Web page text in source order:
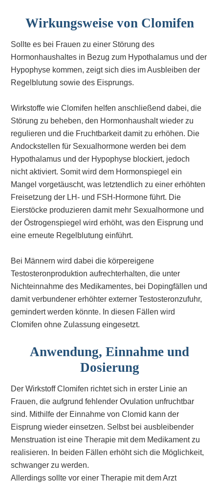
Wirkungsweise von Clomifen
Sollte es bei Frauen zu einer Störung des
Hormonhaushaltes in Bezug zum Hypothalamus und der
Hypophyse kommen, zeigt sich dies im Ausbleiben der
Regelblutung sowie des Eisprungs.
Wirkstoffe wie Clomifen helfen anschließend dabei, die
Störung zu beheben, den Hormonhaushalt wieder zu
regulieren und die Fruchtbarkeit damit zu erhöhen. Die
Andockstellen für Sexualhormone werden bei dem
Hypothalamus und der Hypophyse blockiert, jedoch
nicht aktiviert. Somit wird dem Hormonspiegel ein
Mangel vorgetäuscht, was letztendlich zu einer erhöhten
Freisetzung der LH- und FSH-Hormone führt. Die
Eierstöcke produzieren damit mehr Sexualhormone und
der Östrogenspiegel wird erhöht, was den Eisprung und
eine erneute Regelblutung einführt.
Bei Männern wird dabei die körpereigene
Testosteronproduktion aufrechterhalten, die unter
Nichteinnahme des Medikamentes, bei Dopingfällen und
damit verbundener erhöhter externer Testosteronzufuhr,
gemindert werden könnte. In diesen Fällen wird
Clomifen ohne Zulassung eingesetzt.
Anwendung, Einnahme und
Dosierung
Der Wirkstoff Clomifen richtet sich in erster Linie an
Frauen, die aufgrund fehlender Ovulation unfruchtbar
sind. Mithilfe der Einnahme von Clomid kann der
Eisprung wieder einsetzen. Selbst bei ausbleibender
Menstruation ist eine Therapie mit dem Medikament zu
realisieren. In beiden Fällen erhöht sich die Möglichkeit,
schwanger zu werden.
Allerdings sollte vor einer Therapie mit dem Arzt